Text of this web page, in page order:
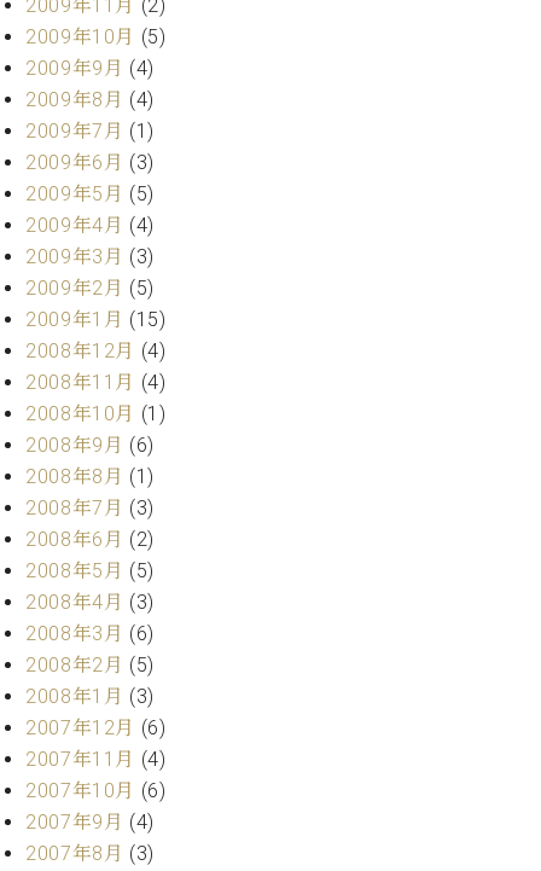
2009年11月 (2)
2009年10月 (5)
2009年9月 (4)
2009年8月 (4)
2009年7月 (1)
2009年6月 (3)
2009年5月 (5)
2009年4月 (4)
2009年3月 (3)
2009年2月 (5)
2009年1月 (15)
2008年12月 (4)
2008年11月 (4)
2008年10月 (1)
2008年9月 (6)
2008年8月 (1)
2008年7月 (3)
2008年6月 (2)
2008年5月 (5)
2008年4月 (3)
2008年3月 (6)
2008年2月 (5)
2008年1月 (3)
2007年12月 (6)
2007年11月 (4)
2007年10月 (6)
2007年9月 (4)
2007年8月 (3)